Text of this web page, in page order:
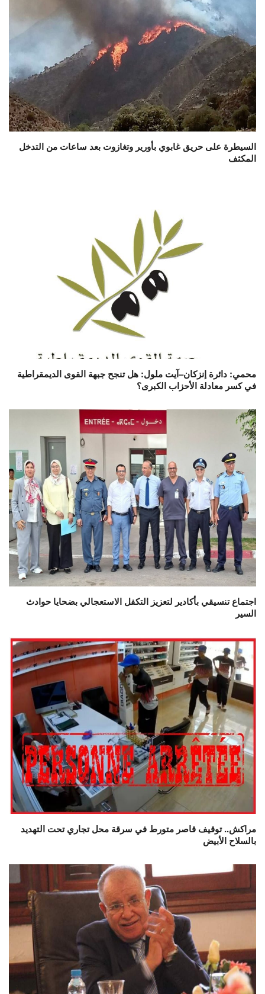
السيطرة على حريق غابوي بأورير وتغازوت بعد ساعات من التدخل
المكثف
محمي: دائرة إنزكان–آيت ملول: هل تنجح جبهة القوى الديمقراطية
في كسر معادلة الأحزاب الكبرى؟
اجتماع تنسيقي بأكادير لتعزيز التكفل الاستعجالي بضحايا حوادث
السير
مراكش.. توقيف قاصر متورط في سرقة محل تجاري تحت التهديد
بالسلاح الأبيض